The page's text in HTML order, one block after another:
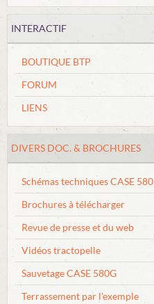
INTERACTIF
BOUTIQUE BTP
FORUM
LIENS
DIVERS DOC. & BROCHURES
Schémas techniques CASE 580
Brochures à télécharger
Revue de presse et du web
Vidéos tractopelle
Sauvetage CASE 580G
Terrassement par l'exemple